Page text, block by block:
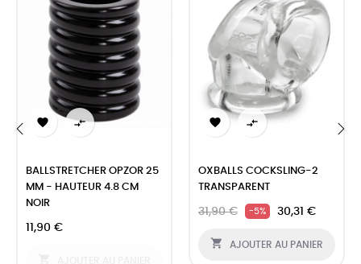
 
BALLSTRETCHER OPZOR 25
MM - HAUTEUR 4.8 CM
NOIR
11,90 €
 
OXBALLS COCKSLING-2
TRANSPARENT
31,90 € -5% 30,31 €
 AJOUTER AU PANIER